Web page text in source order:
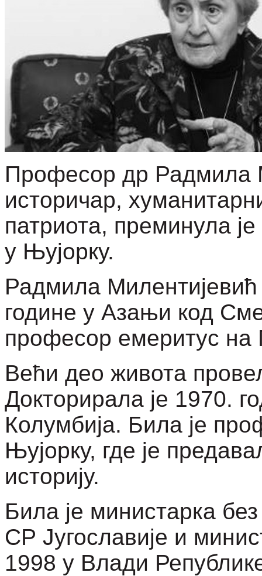
Професор др Радмила
историчар,
патриота, преминула је
у Њујорку.
Радмила
године у Азањи код
професор емеритус на
Већи део живота
Докторирала је 1970.
Колумбија. Била је
Њујорку, где је
историју.
Била је министарка
СР Југославије и
1998 у Влади